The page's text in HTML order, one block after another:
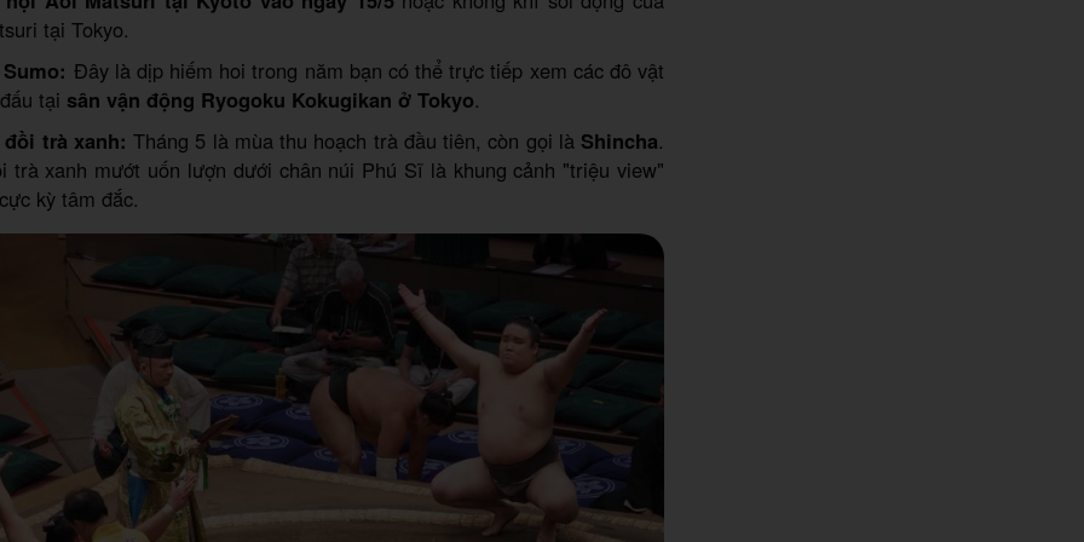
tại Tokyo.
Đây là dịp hiếm hoi trong năm bạn có thể trực tiếp xem các đô vật
tại sân vận động Ryogoku Kokugikan ở Tokyo.
trà xanh: Tháng 5 là mùa thu hoạch trà đầu tiên, còn gọi là Shincha.
trà xanh mướt uốn lượn dưới chân núi Phú Sĩ là khung cảnh "triệu view"
kỳ tâm đắc.